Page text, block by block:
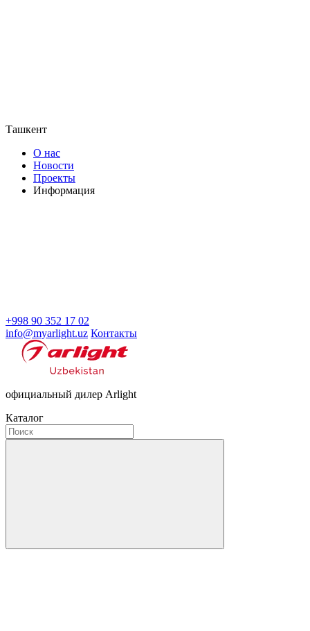
Ташкент
О нас
Новости
Проекты
Информация
+998 90 352 17 02
info@myarlight.uz Контакты
официальный дилер Arlight
Каталог